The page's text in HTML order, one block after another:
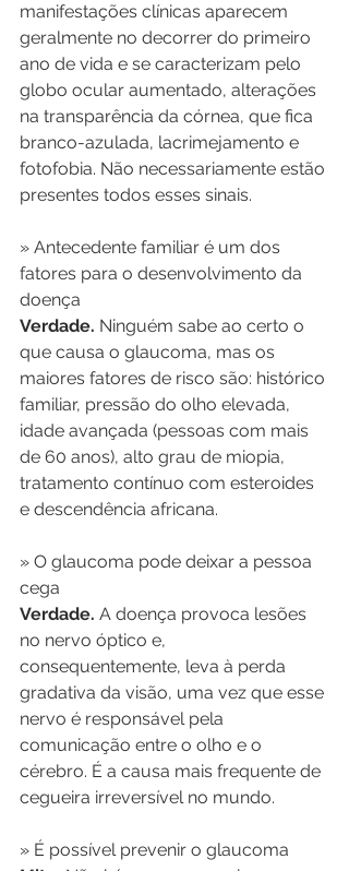
manifestações clínicas aparecem
geralmente no decorrer do primeiro
ano de vida e se caracterizam pelo
globo ocular aumentado, alterações
na transparência da córnea, que fica
branco-azulada, lacrimejamento e
fotofobia. Não necessariamente estão
presentes todos esses sinais.
» Antecedente familiar é um dos
fatores para o desenvolvimento da
doença
Verdade. Ninguém sabe ao certo o
que causa o glaucoma, mas os
maiores fatores de risco são: histórico
familiar, pressão do olho elevada,
idade avançada (pessoas com mais
de 60 anos), alto grau de miopia,
tratamento contínuo com esteroides
e descendência africana.
» O glaucoma pode deixar a pessoa
cega
Verdade. A doença provoca lesões
no nervo óptico e,
consequentemente, leva à perda
gradativa da visão, uma vez que esse
nervo é responsável pela
comunicação entre o olho e o
cérebro. É a causa mais frequente de
cegueira irreversível no mundo.
» É possível prevenir o glaucoma